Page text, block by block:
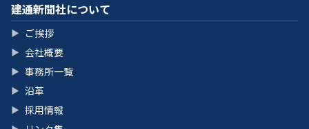
建通新聞社について
▶ ご挨拶
▶ 会社概要
▶ 事務所一覧
▶ 沿革
▶ 採用情報